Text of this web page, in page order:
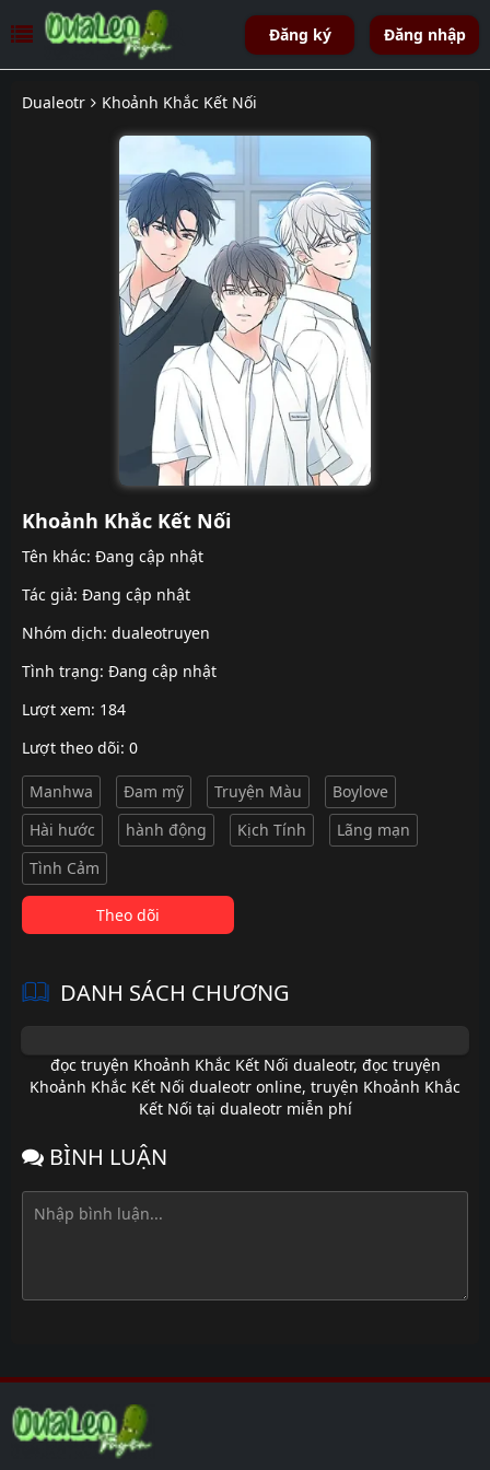
Đăng ký Đăng nhập
Dualeotr Khoảnh Khắc Kết Nối
Khoảnh Khắc Kết Nối
Tên khác: Đang cập nhật
Tác giả: Đang cập nhật
Nhóm dịch: dualeotruyen
Tình trạng: Đang cập nhật
Lượt xem: 184
Lượt theo dõi: 0
Manhwa Đam mỹ Truyện Màu
Boylove
Hài hước
hành động Kịch Tính
Lãng mạn
Tình Cảm
Theo dõi
DANH SÁCH CHƯƠNG
đọc truyện Khoảnh Khắc Kết Nối dualeotr, đọc truyện
Khoảnh Khắc Kết Nối dualeotr online, truyện Khoảnh Khắc
Kết Nối tại dualeotr miễn phí
BÌNH LUẬN